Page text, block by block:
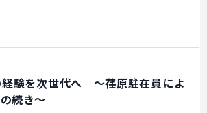
経験を次世代へ ～荏原駐在員によ
続き～